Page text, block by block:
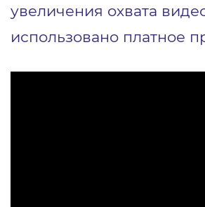
увеличения охвата
использовано платное